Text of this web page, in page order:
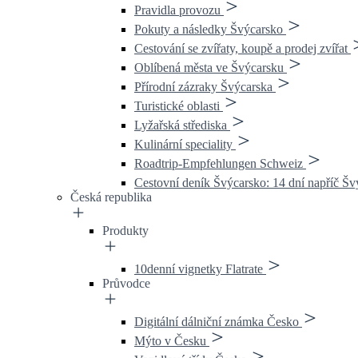
Pravidla provozu
Pokuty a následky Švýcarsko
Cestování se zvířaty, koupě a prodej zvířat
Oblíbená města ve Švýcarsku
Přírodní zázraky Švýcarska
Turistické oblasti
Lyžařská střediska
Kulinární speciality
Roadtrip-Empfehlungen Schweiz
Cestovní deník Švýcarsko: 14 dní napříč
Česká republika
Produkty
10denní vignetky Flatrate
Průvodce
Digitální dálniční známka Česko
Mýto v Česku